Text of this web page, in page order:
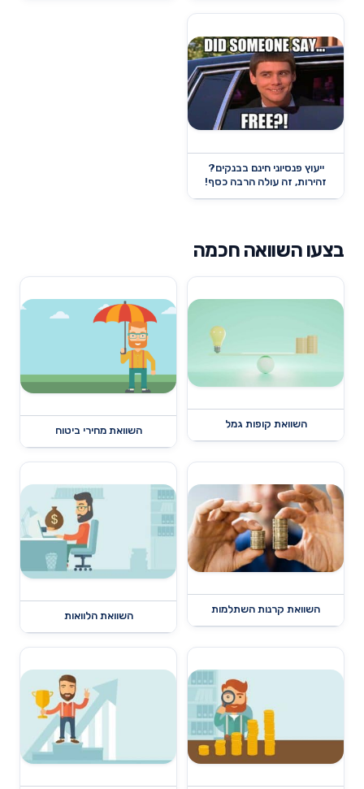
ייעוץ פנסיוני חינם בבנקים?
זהירות, זה עולה הרבה כסף!
בצעו השוואה חכמה
השוואת קופות גמל
השוואת מחירי ביטוח
השוואת קרנות השתלמות
השוואת הלוואות